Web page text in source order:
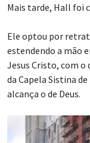
Mais tarde, Hall foi
Ele optou por
estendendo a mão
Jesus Cristo, com
da Capela Sistina
alcança o de Deus.